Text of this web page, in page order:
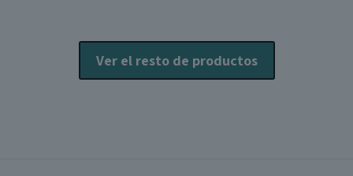
elegir
en
la
Ver el resto de productos